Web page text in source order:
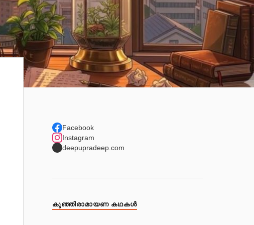
Facebook
Instagram
deepupradeep.com
കുഞ്ഞിരാമായണ കഥകള്‍